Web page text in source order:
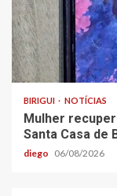
BIRIGUI NOTÍCIAS
Mulher
Santa Casa de
diego 06/08/2026